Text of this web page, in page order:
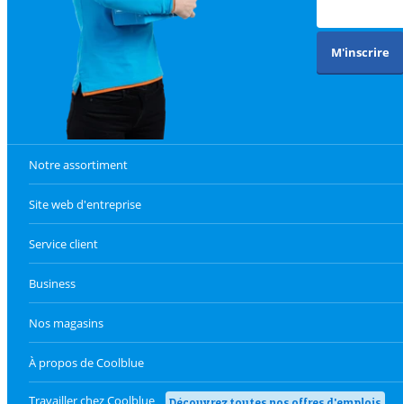
M'inscrire
Notre assortiment
Site web d'entreprise
Service client
Business
Nos magasins
À propos de Coolblue
Travailler chez Coolblue